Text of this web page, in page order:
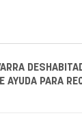
AYUDA PARA